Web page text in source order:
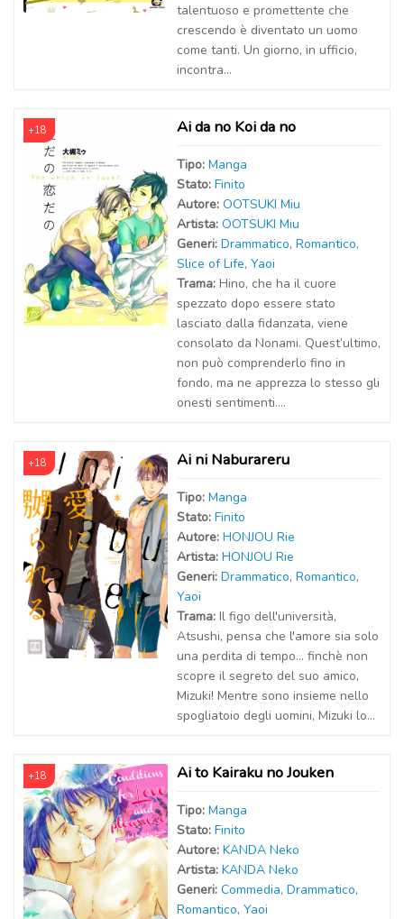
talentuoso e promettente che
crescendo è diventato un uomo
come tanti. Un giorno, in ufficio,
incontra...
+18 Ai da no Koi da no
Tipo: Manga
Stato: Finito
Autore: OOTSUKI Miu
Artista: OOTSUKI Miu
Generi: Drammatico, Romantico,
Slice of Life, Yaoi
Trama: Hino, che ha il cuore
spezzato dopo essere stato
lasciato dalla fidanzata, viene
consolato da Nonami. Quest’ultimo,
non può comprenderlo fino in
fondo, ma ne apprezza lo stesso gli
onesti sentimenti....
+18 Ai ni Naburareru
Tipo: Manga
Stato: Finito
Autore: HONJOU Rie
Artista: HONJOU Rie
Generi: Drammatico, Romantico,
Yaoi
Trama: Il figo dell'università,
Atsushi, pensa che l'amore sia solo
una perdita di tempo... finchè non
scopre il segreto del suo amico,
Mizuki! Mentre sono insieme nello
spogliatoio degli uomini, Mizuki lo...
+18 Ai to Kairaku no Jouken
Tipo: Manga
Stato: Finito
Autore: KANDA Neko
Artista: KANDA Neko
Generi: Commedia, Drammatico,
Romantico, Yaoi